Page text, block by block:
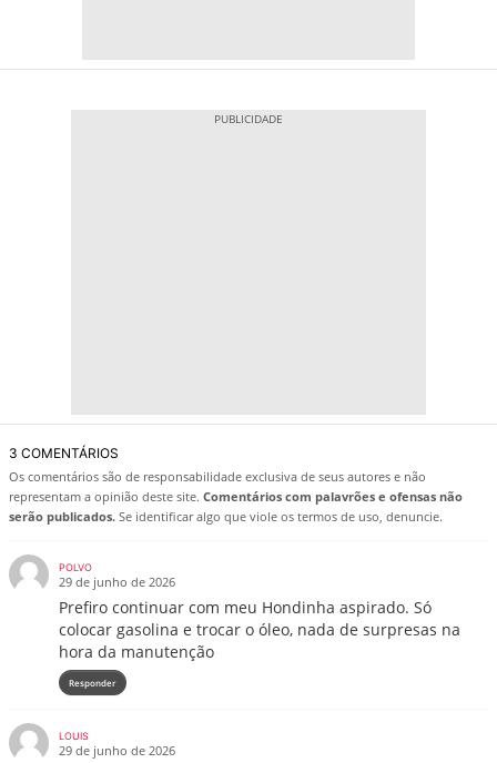
3 COMENTÁRIOS
Os comentários são de responsabilidade exclusiva de seus autores e não
representam a opinião deste site. Comentários com palavrões e ofensas não
serão publicados. Se identificar algo que viole os termos de uso, denuncie.
POLVO
29 de junho de 2026
Prefiro continuar com meu Hondinha aspirado. Só
colocar gasolina e trocar o óleo, nada de surpresas na
hora da manutenção
Responder
LOUIS
29 de junho de 2026